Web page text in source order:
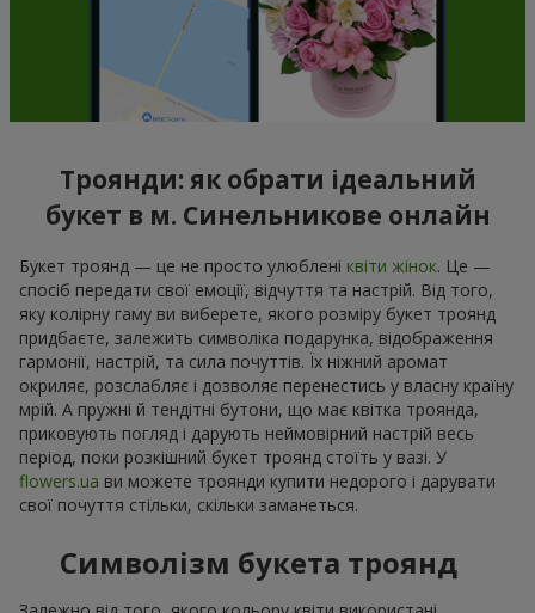
Троянди: як обрати ідеальний
букет в м. Синельникове онлайн
Букет троянд — це не просто улюблені квіти жінок. Це —
спосіб передати свої емоції, відчуття та настрій. Від того,
яку колірну гаму ви виберете, якого розміру букет троянд
придбаєте, залежить символіка подарунка, відображення
гармонії, настрій, та сила почуттів. Їх ніжний аромат
окриляє, розслабляє і дозволяє перенестись у власну країну
мрій. А пружні й тендітні бутони, що має квітка троянда,
приковують погляд і дарують неймовірний настрій весь
період, поки розкішний букет троянд стоїть у вазі. У
flowers.ua ви можете троянди купити недорого і дарувати
свої почуття стільки, скільки заманеться.
Символізм букета троянд